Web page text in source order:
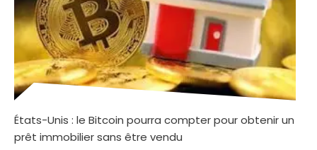
États-Unis : le Bitcoin pourra compter pour obtenir un
prêt immobilier sans être vendu